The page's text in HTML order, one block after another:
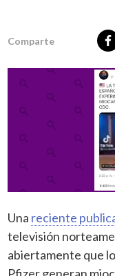
Comparte
Una reciente
televisión
abiertamente que
Pfizer generan